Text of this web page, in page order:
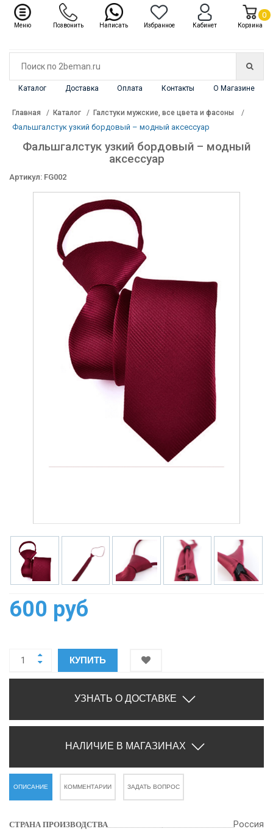
Каталог Доставка Оплата Контакты О Магазине
Каталог ✖
Главная Каталог Галстуки мужские, все цвета и фасоны
Фальшгалстук узкий бордовый – модный аксессуар
Фальшгалстук узкий бордовый – модный
аксессуар
Артикул: FG002
600 руб
КУПИТЬ
УЗНАТЬ О ДОСТАВКЕ
НАЛИЧИЕ В МАГАЗИНАХ
ОПИСАНИЕ КОММЕНТАРИИ ЗАДАТЬ ВОПРОС
СТРАНА ПРОИЗВОДСТВА Россия
Меню Позвонить Написать Избранное Кабинет Корзина
0